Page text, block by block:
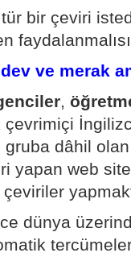
bir çeviri
ve merak
,
çevrimiçi
dâhil
yapan web
dünya